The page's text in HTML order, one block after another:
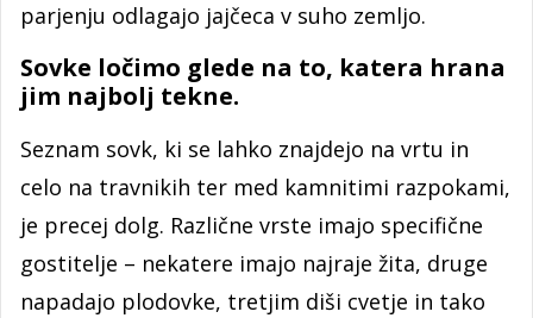
parjenju odlagajo jajčeca v suho zemljo.
Sovke ločimo glede na to, katera hrana
jim najbolj tekne.
Seznam sovk, ki se lahko znajdejo na vrtu in
celo na travnikih ter med kamnitimi razpokami,
je precej dolg. Različne vrste imajo specifične
gostitelje – nekatere imajo najraje žita, druge
napadajo plodovke, tretjim diši cvetje in tako